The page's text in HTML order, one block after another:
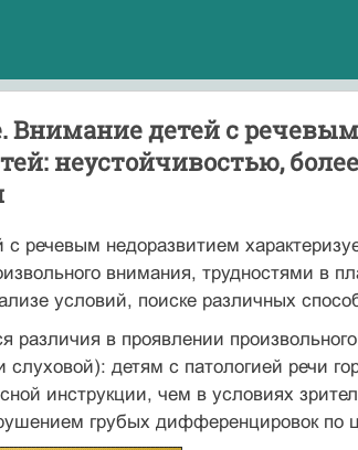
детей с
неустойчивостью,
с речевым недоразвитием
внимания, трудностями в
условий, поиске различных
различия в проявлении
слуховой): детям с патологией речи
инструкции, чем в условиях
грубых дифференцировок по